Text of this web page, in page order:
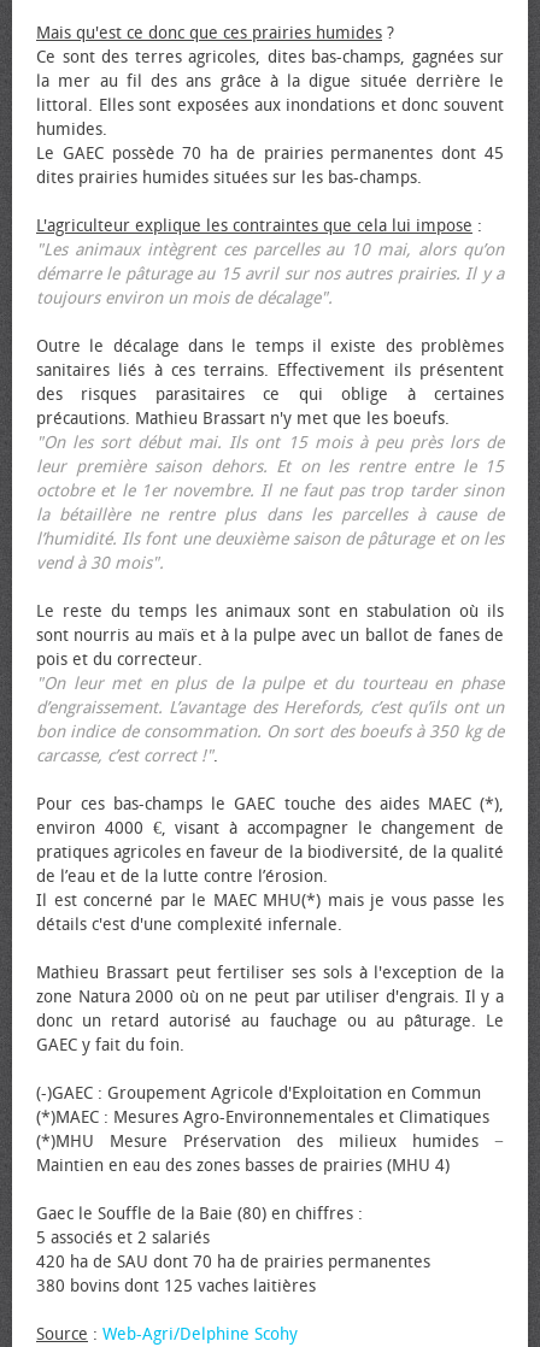
Mais qu'est ce donc que ces prairies humides ?
Ce sont des terres agricoles, dites bas-champs, gagnées sur
la mer au fil des ans grâce à la digue située derrière le
littoral. Elles sont exposées aux inondations et donc souvent
humides.
Le GAEC possède 70 ha de prairies permanentes dont 45
dites prairies humides situées sur les bas-champs.
L'agriculteur explique les contraintes que cela lui impose :
"Les animaux intègrent ces parcelles au 10 mai, alors qu’on
démarre le pâturage au 15 avril sur nos autres prairies. Il y a
toujours environ un mois de décalage".
Outre le décalage dans le temps il existe des problèmes
sanitaires liés à ces terrains. Effectivement ils présentent
des risques parasitaires ce qui oblige à certaines
précautions. Mathieu Brassart n'y met que les bœufs.
"On les sort début mai. Ils ont 15 mois à peu près lors de
leur première saison dehors. Et on les rentre entre le 15
octobre et le 1er novembre. Il ne faut pas trop tarder sinon
la bétaillère ne rentre plus dans les parcelles à cause de
l’humidité. Ils font une deuxième saison de pâturage et on les
vend à 30 mois".
Le reste du temps les animaux sont en stabulation où ils
sont nourris au maïs et à la pulpe avec un ballot de fanes de
pois et du correcteur.
"On leur met en plus de la pulpe et du tourteau en phase
d’engraissement. L’avantage des Herefords, c’est qu’ils ont un
bon indice de consommation. On sort des bœufs à 350 kg de
carcasse, c’est correct !".
Pour ces bas-champs le GAEC touche des aides MAEC (*),
environ 4000 €, visant à accompagner le changement de
pratiques agricoles en faveur de la biodiversité, de la qualité
de l’eau et de la lutte contre l’érosion.
Il est concerné par le MAEC MHU(*) mais je vous passe les
détails c'est d'une complexité infernale.
Mathieu Brassart peut fertiliser ses sols à l'exception de la
zone Natura 2000 où on ne peut par utiliser d'engrais. Il y a
donc un retard autorisé au fauchage ou au pâturage. Le
GAEC y fait du foin.
(-)GAEC : Groupement Agricole d'Exploitation en Commun
(*)MAEC : Mesures Agro-Environnementales et Climatiques
(*)MHU Mesure Préservation des milieux humides −
Maintien en eau des zones basses de prairies (MHU 4)
Gaec le Souffle de la Baie (80) en chiffres :
5 associés et 2 salariés
420 ha de SAU dont 70 ha de prairies permanentes
380 bovins dont 125 vaches laitières
Source : Web-Agri/Delphine Scohy